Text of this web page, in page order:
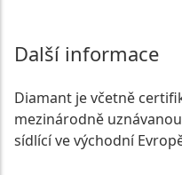
Další informace
Diamant je včetně
mezinárodně
sídlící ve východní